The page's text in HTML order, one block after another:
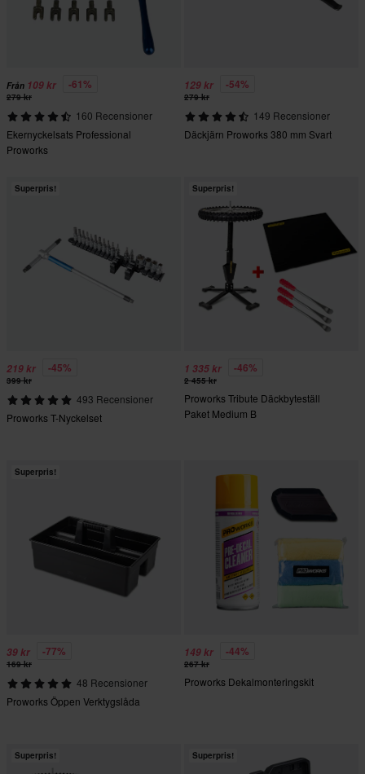
Från 109 kr -61%
279 kr
160 Recensioner
Ekernyckelsats Professional
Proworks
129 kr -54%
279 kr
149 Recensioner
Däckjärn Proworks 380 mm Svart
Superpris!
219 kr -45%
399 kr
493 Recensioner
Proworks T-Nyckelset
Superpris!
1 335 kr -46%
2 455 kr
Proworks Tribute Däckbyteställ
Paket Medium B
Superpris!
39 kr -77%
169 kr
48 Recensioner
Proworks Öppen Verktygslåda
149 kr -44%
267 kr
Proworks Dekalmonteringskit
Superpris! Superpris!